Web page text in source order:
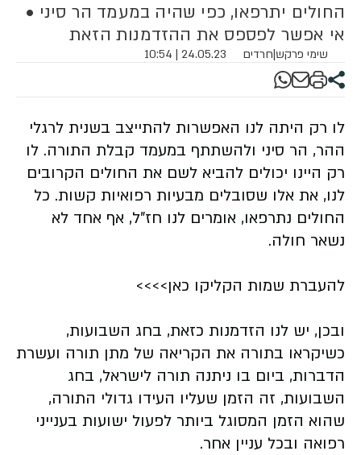
החולים יתרפאו, כפי שהיה במעמד הר סיני •
אי אפשר לפספס את ההזדמנות הזאת
שימי פרקש|חרדים 24.05.23 | 10:54
לו רק היתה לנו האפשרות להתייצב בשנית לרגלי
ההר, הר סיני ולהשתתף במעמד קבלת התורה. לו
רק היינו יכולים להביא לשם את החולים הקרובים
לנו, את אלו שסובלים מבעיות רפואיות קשות. כל
החולים נתרפאו, אומרים לנו חז"ל, אף אחד לא
נשאר חולה.
להעברת שמות הקליקו כאן>>>>
ובכן, יש לנו הזדמנות כזאת, בחג השבועות,
כשיקראו בתורה את הקריאה של מתן תורה ועשרת
הדברות, ביום בו ניתנה תורה לישראל, בחג
השבועות, זה הזמן שעליו העידו גדולי התורה,
שהוא הזמן המסוגל ביותר לפעול ישועות בענייני
רפואה ובכל עניין אחר.